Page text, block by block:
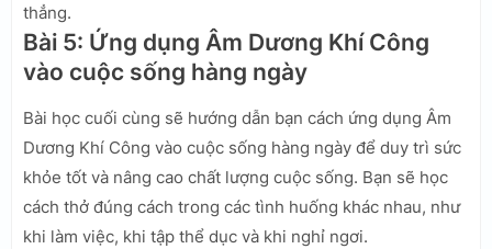
thẳng.
Bài 5: Ứng dụng Âm Dương Khí Công
vào cuộc sống hàng ngày
Bài học cuối cùng sẽ hướng dẫn bạn cách ứng dụng Âm
Dương Khí Công vào cuộc sống hàng ngày để duy trì sức
khỏe tốt và nâng cao chất lượng cuộc sống. Bạn sẽ học
cách thở đúng cách trong các tình huống khác nhau, như
khi làm việc, khi tập thể dục và khi nghỉ ngơi.